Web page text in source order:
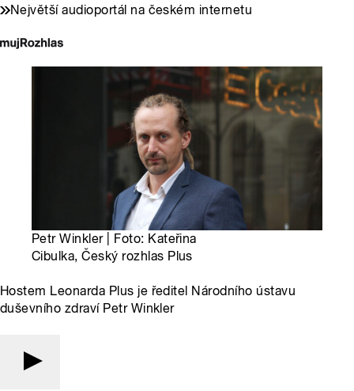
Největší audioportál na českém internetu
Petr Winkler | Foto: Kateřina
Cibulka, Český rozhlas Plus
Hostem Leonarda Plus je ředitel Národního ústavu
duševního zdraví Petr Winkler